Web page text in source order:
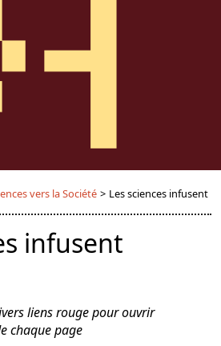
vers la Société > Les sciences infusent
infusent
liens rouge pour ouvrir
chaque page